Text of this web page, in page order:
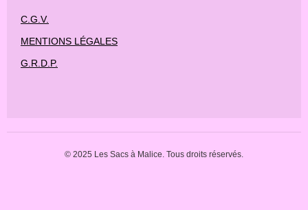
C.G.V.
MENTIONS LÉGALES
G.R.D.P.
© 2025 Les Sacs à Malice. Tous droits réservés.